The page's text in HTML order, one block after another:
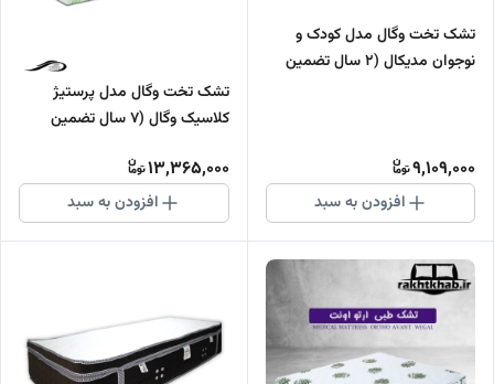
تشک تخت وگال مدل کودک و
نوجوان مدیکال (2 سال تضمین
9,109,000
افزودن به سبد
تشک تخت وگال مدل پرستیژ
کلاسیک وگال (7 سال تضمین
13,365,000
افزودن به سبد